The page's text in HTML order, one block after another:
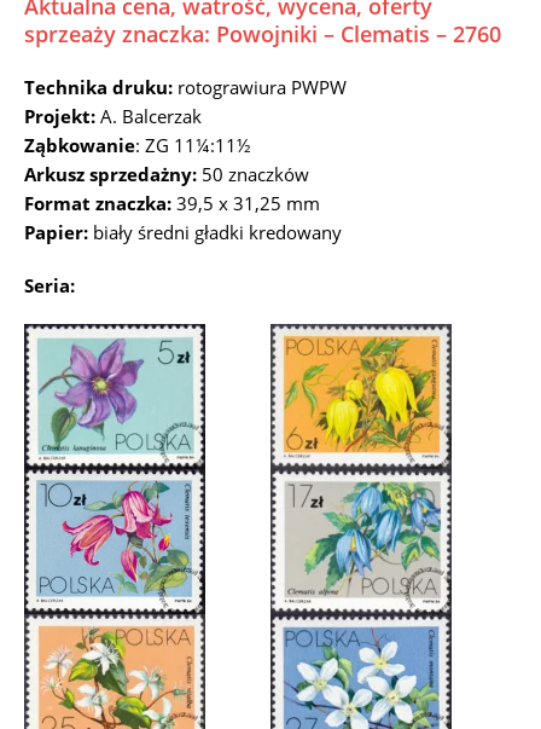
Aktualna cena, watrość, wycena, oferty
sprzeaży znaczka: Powojniki – Clematis – 2760
Technika druku: rotograwiura PWPW
Projekt: A. Balcerzak
Ząbkowanie: ZG 11¼:11½
Arkusz sprzedażny: 50 znaczków
Format znaczka: 39,5 x 31,25 mm
Papier: biały średni gładki kredowany
Seria: